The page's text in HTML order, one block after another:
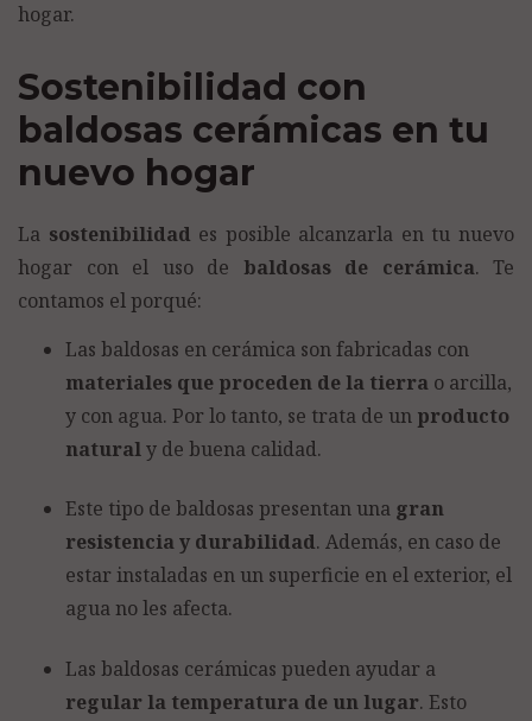
hogar.
Sostenibilidad con
baldosas cerámicas en tu
nuevo hogar
La sostenibilidad es posible alcanzarla en tu nuevo
hogar con el uso de baldosas de cerámica. Te
contamos el porqué:
Las baldosas en cerámica son fabricadas con
materiales que proceden de la tierra o arcilla,
y con agua. Por lo tanto, se trata de un producto
naturaly de buena calidad.
Este tipo de baldosas presentan una gran
resistencia y durabilidad. Además, en caso de
estar instaladas en un superficie en el exterior, el
agua no les afecta.
Las baldosas cerámicas pueden ayudar a
regular la temperatura de un lugar. Esto